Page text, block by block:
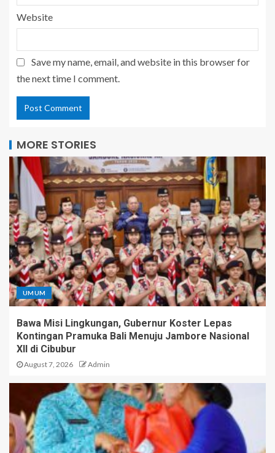
Website
Save my name, email, and website in this browser for
the next time I comment.
MORE STORIES
UMUM
Bawa Misi Lingkungan, Gubernur Koster Lepas
Kontingan Pramuka Bali Menuju Jambore Nasional
XII di Cibubur
August 7, 2026 Admin